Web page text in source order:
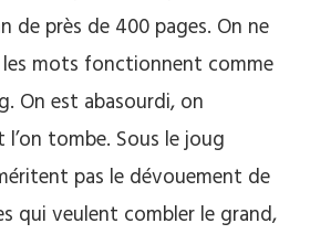
de près de 400 pages. On ne
les mots fonctionnent comme
On est abasourdi, on
tombe. Sous le joug
pas le dévouement de
qui veulent combler le grand,